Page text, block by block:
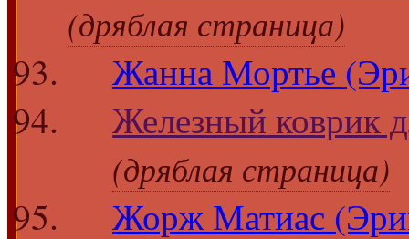
(дряблая страница)
Жанна Мортье
Железный коврик
(дряблая страница)
Жорж Матиас